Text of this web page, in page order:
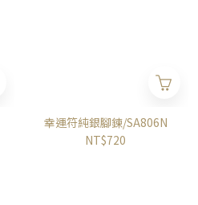
幸運符純銀腳鍊/SA806N
NT$720